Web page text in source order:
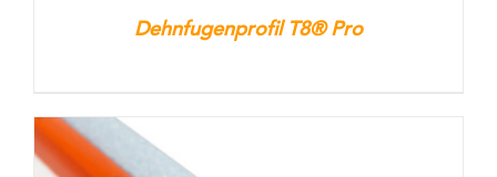
Dehnfugenprofil T8® Pro